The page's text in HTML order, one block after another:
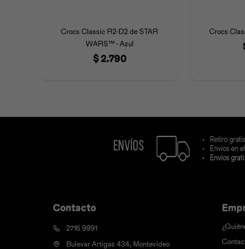
Crocs Classic R2-D2 de STAR
WARS™ - Azul
$2.790
Crocs
Contacto
2716 9991
Bulevar Artigas 434, Montevideo